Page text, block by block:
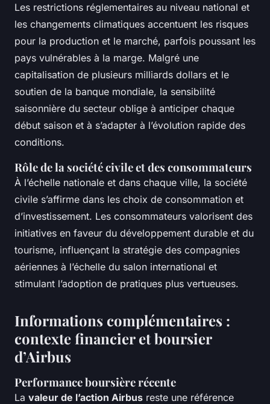
Les restrictions réglementaires au niveau national et
les changements climatiques accentuent les risques
pour la production et le marché, parfois poussant les
pays vulnérables à la marge. Malgré une
capitalisation de plusieurs milliards dollars et le
soutien de la banque mondiale, la sensibilité
saisonnière du secteur oblige à anticiper chaque
début saison et à s’adapter à l’évolution rapide des
conditions.
Rôle de la société civile et des consommateurs
À l’échelle nationale et dans chaque ville, la société
civile s’affirme dans les choix de consommation et
d’investissement. Les consommateurs valorisent des
initiatives en faveur du développement durable et du
tourisme, influençant la stratégie des compagnies
aériennes à l’échelle du salon international et
stimulant l’adoption de pratiques plus vertueuses.
Informations complémentaires :
contexte financier et boursier
d’Airbus
Performance boursière récente
La valeur de l’action Airbus reste une référence